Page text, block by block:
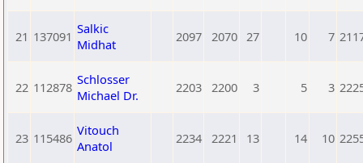
21 137091 Salkic
Midhat
2097 2070 27 10 7
22 112878 Schlosser
Michael Dr.
2203 2200 3 5 3
23 115486 Vitouch
Anatol
2234 2221 13 14 10